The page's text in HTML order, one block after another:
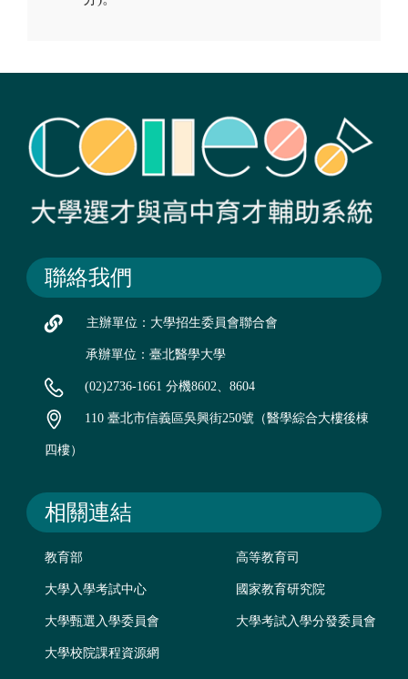
聯絡我們
主辦單位：大學招生委員會聯合會
承辦單位：臺北醫學大學
(02)2736-1661 分機8602、8604
110 臺北市信義區吳興街250號（醫學綜合大樓後棟
四樓）
相關連結
教育部 高等教育司
大學入學考試中心 國家教育研究院
大學甄選入學委員會 大學考試入學分發委員會
大學校院課程資源網